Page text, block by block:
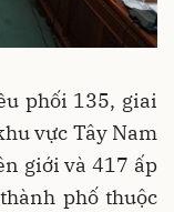
phối 135, giai
vực Tây Nam
giới và 417 ấp
phố thuộc